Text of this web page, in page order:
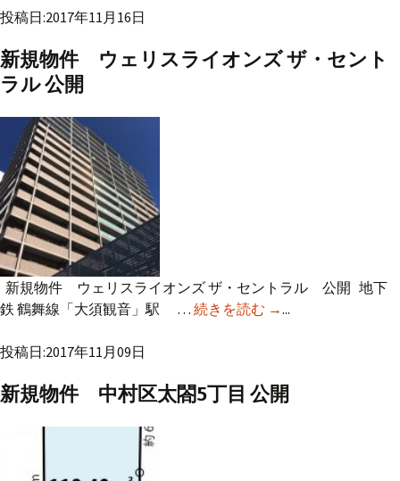
投稿日:2017年11月16日
新規物件 ウェリスライオンズ ザ・セント
ラル 公開
新規物件 ウェリスライオンズ ザ・セントラル 公開 地下
鉄 鶴舞線「大須観音」駅 … 続きを読む 新規物件 ウェリス
→...
投稿日:2017年11月09日
新規物件 中村区太閤5丁目 公開